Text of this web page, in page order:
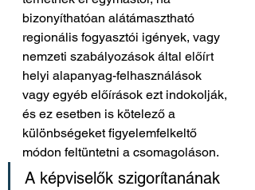
bizonyíthatóan alátámasztható
regionális fogyasztói igények, vagy
nemzeti szabályozások által előírt
helyi alapanyag-felhasználások
vagy egyéb előírások ezt indokolják,
és ez esetben is kötelező a
különbségeket figyelemfelkeltő
módon feltüntetni a csomagoláson.
A képviselők szigorítanának